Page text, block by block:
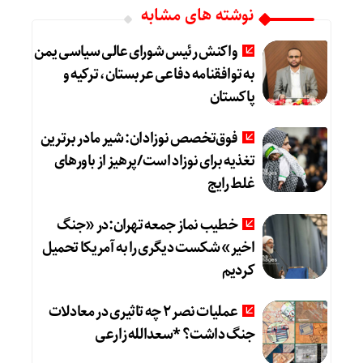
نوشته های مشابه
واکنش رئیس شورای عالی سیاسی یمن
به توافقنامه دفاعی عربستان، ترکیه و
پاکستان
فوق‌تخصص نوزادان: شیر مادر برترین
تغذیه برای نوزاد است/پرهیز از باورهای
غلط رایج
خطیب نماز جمعه تهران:در «جنگ
اخیر» شکست دیگری را به آمریکا تحمیل
کردیم
عملیات نصر ۲ چه تاثیری در معادلات
جنگ داشت؟ *سعدالله زارعی